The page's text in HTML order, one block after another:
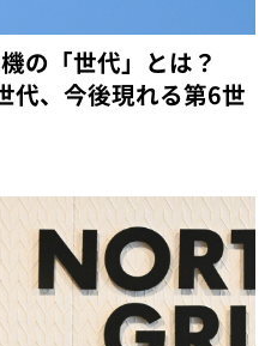
の「世代」とは？
、今後現れる第6世